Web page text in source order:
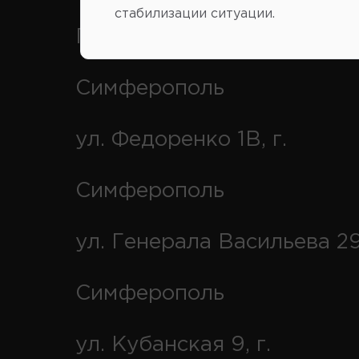
Симферополь
ул. Федоренко 1В, г.
Симферополь
ул. Генерала Васильева
Симферополь
ул. Кубанская 9, г.
стабилизации ситуации.